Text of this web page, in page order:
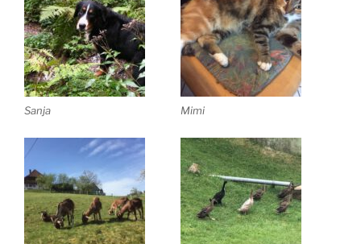
Sanja Mimi